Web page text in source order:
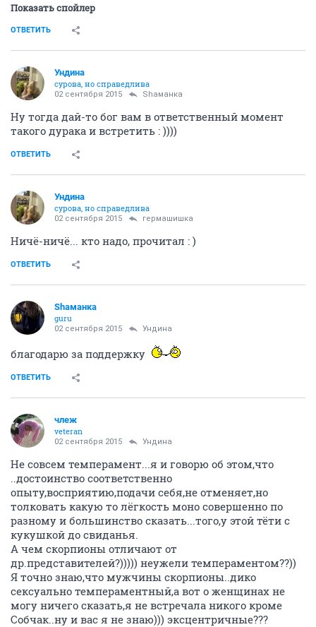
Показать спойлер
ОТВЕТИТЬ
Ундинa
сурова, но справедлива
02 сентября 2015 Shаманка
Ну тогда дай-то бог вам в ответственный момент
такого дурака и встретить : ))))
ОТВЕТИТЬ
Ундинa
сурова, но справедлива
02 сентября 2015 гермашишка
Ничё-ничё... кто надо, прочитал : )
ОТВЕТИТЬ
Shаманка
guru
02 сентября 2015 Ундинa
благодарю за поддержку
ОТВЕТИТЬ
члеж
veteran
02 сентября 2015 Ундинa
Не совсем темперамент...я и говорю об этом,что
..достоинство соответственно
опыту,восприятию,подачи себя,не отменяет,но
толковать какую то лёгкость моно совершенно по
разному и большинство сказать...того,у этой тёти с
кукушкой до свиданья.
А чем скорпионы отличают от
др.представителей?))))) неужели темпераментом??))
Я точно знаю,что мужчины скорпионы..дико
сексуально темпераментный,а вот о женщинах не
могу ничего сказать,я не встречала никого кроме
Собчак..ну и вас я не знаю))) эксцентричные???